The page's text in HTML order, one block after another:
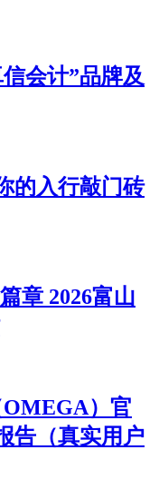
会计”品牌及
的入行敲门砖
章 2026富山
OMEGA）官
告（真实用户